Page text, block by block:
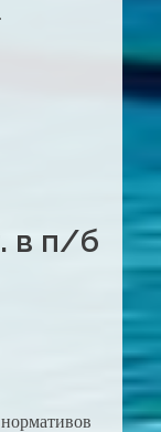
в п/б